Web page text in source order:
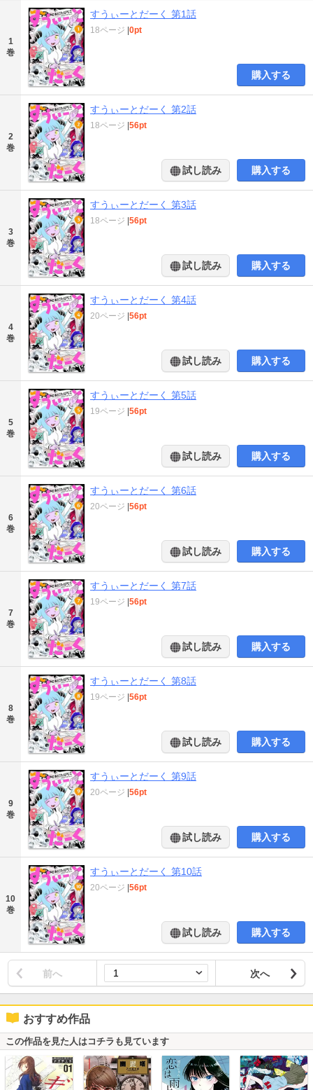
1
巻
すうぃーとだーく 第1話
18ページ |0pt
購入する
2
巻
すうぃーとだーく 第2話
18ページ |56pt
試し読み 購入する
3
巻
すうぃーとだーく 第3話
18ページ |56pt
試し読み 購入する
4
巻
すうぃーとだーく 第4話
20ページ |56pt
試し読み 購入する
5
巻
すうぃーとだーく 第5話
19ページ |56pt
試し読み 購入する
6
巻
すうぃーとだーく 第6話
20ページ |56pt
試し読み 購入する
7
巻
すうぃーとだーく 第7話
19ページ |56pt
試し読み 購入する
8
巻
すうぃーとだーく 第8話
19ページ |56pt
試し読み 購入する
9
巻
すうぃーとだーく 第9話
20ページ |56pt
試し読み 購入する
10
巻
すうぃーとだーく 第10話
20ページ |56pt
試し読み 購入する
前へ 次へ
おすすめ作品
この作品を見た人はコチラも見ています